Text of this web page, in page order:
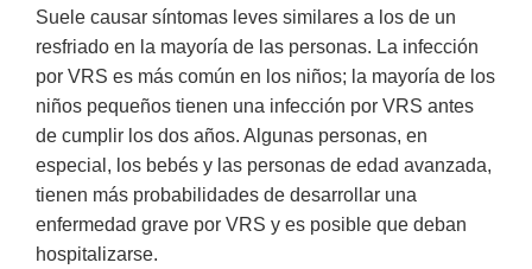
Suele causar síntomas leves similares a los de un
resfriado en la mayoría de las personas. La infección
por VRS es más común en los niños; la mayoría de los
niños pequeños tienen una infección por VRS antes
de cumplir los dos años. Algunas personas, en
especial, los bebés y las personas de edad avanzada,
tienen más probabilidades de desarrollar una
enfermedad grave por VRS y es posible que deban
hospitalizarse.